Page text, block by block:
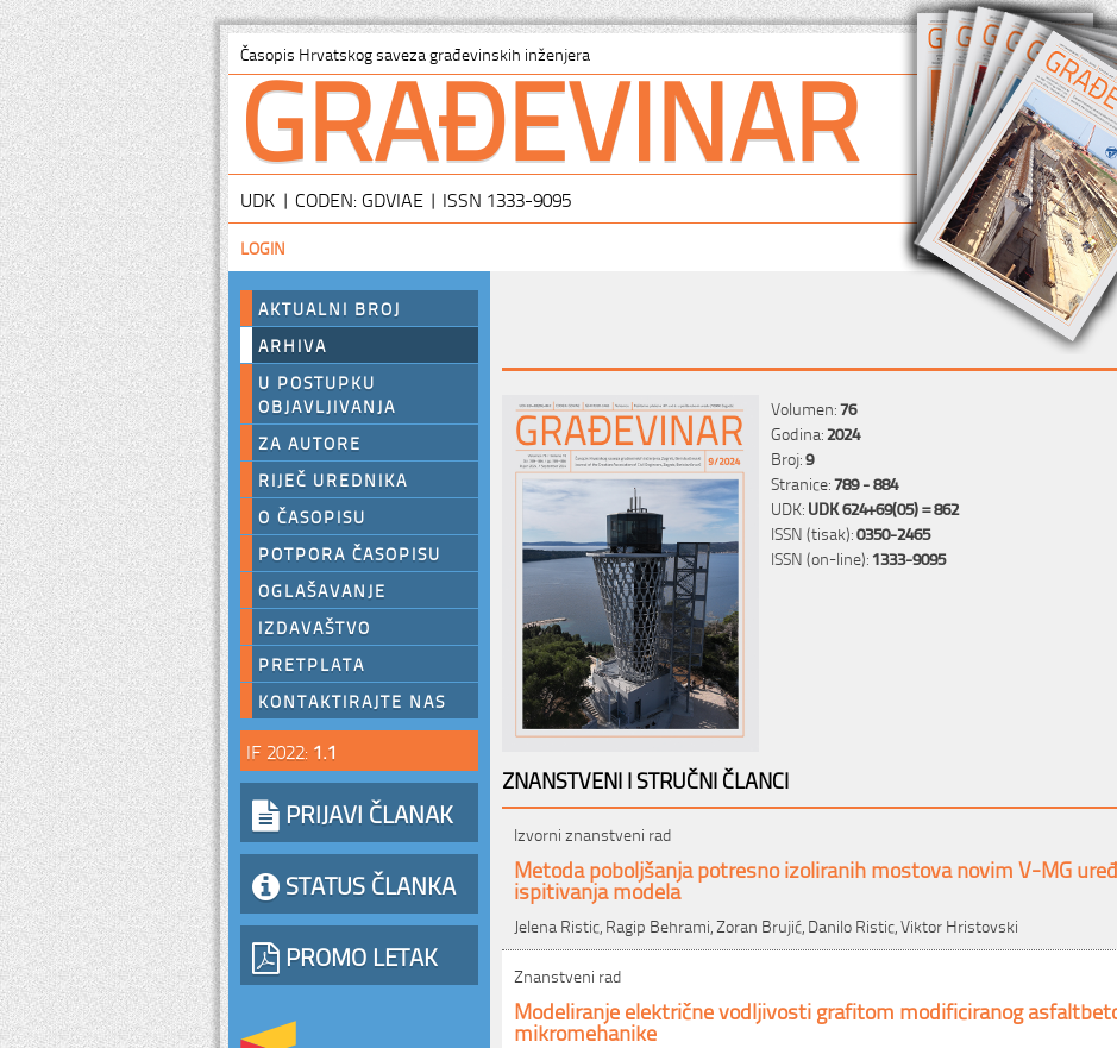
Časopis Hrvatskog saveza građevinskih inženjera
GRAĐEVINAR
UDK | CODEN: GDVIAE | ISSN 1333-9095
LOGIN
AKTUALNI BROJ
ARHIVA
U POSTUPKU
OBJAVLJIVANJA
ZA AUTORE
RIJEČ UREDNIKA
O ČASOPISU
POTPORA ČASOPISU
OGLAŠAVANJE
IZDAVAŠTVO
PRETPLATA
KONTAKTIRAJTE NAS
IF 2022: 1.1
PRIJAVI ČLANAK
STATUS ČLANKA
PROMO LETAK
Volumen:76
Godina:2024
Broj:9
Stranice:789 - 884
UDK:UDK 624+69(05) = 862
ISSN (tisak):0350-2465
ISSN (on-line):1333-9095
ZNANSTVENI I STRUČNI ČLANCI
Izvorni znanstveni rad
Metoda poboljšanja potresno izoliranih mostova novim V-MG
ispitivanja modela
Jelena Ristic, Ragip Behrami, Zoran Brujić, Danilo Ristic, Viktor Hristovski
Znanstveni rad
Modeliranje električne vodljivosti grafitom modificiranog
mikromehanike